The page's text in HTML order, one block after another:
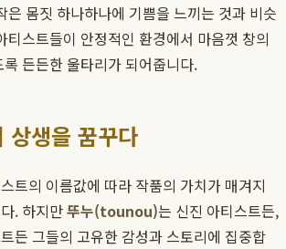
은 몸짓 하나하나에 기쁨을 느끼는 것과 비슷
티스트들이 안정적인 환경에서 마음껏 창의
든든한 울타리가 되어줍니다.
상생을 꿈꾸다
트의 이름값에 따라 작품의 가치가 매겨지
. 하지만뚜누(tounou)는 신진 아티스트든,
든 그들의 고유한 감성과 스토리에 집중합